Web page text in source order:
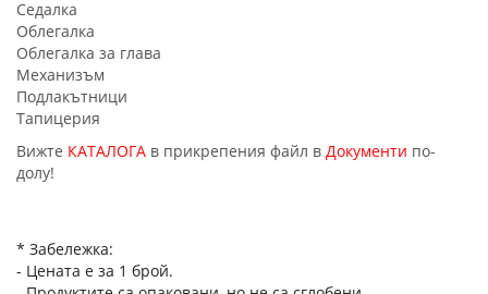
Седалка
Облегалка
Облегалка за глава
Механизъм
Подлакътници
Тапицерия
Вижте КАТАЛОГА в прикрепения файл в Документи по-
долу!
* Забележка:
- Цената е за 1 брой.